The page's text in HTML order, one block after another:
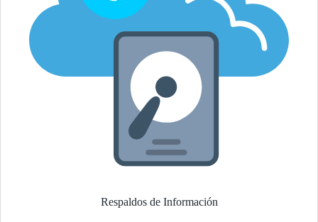
Respaldos de Información